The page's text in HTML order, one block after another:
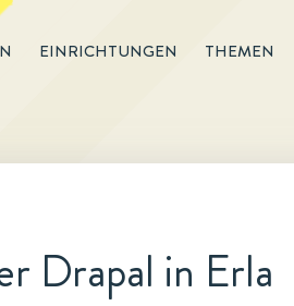
EINRICHTUNGEN THEMEN
Drapal in Erla